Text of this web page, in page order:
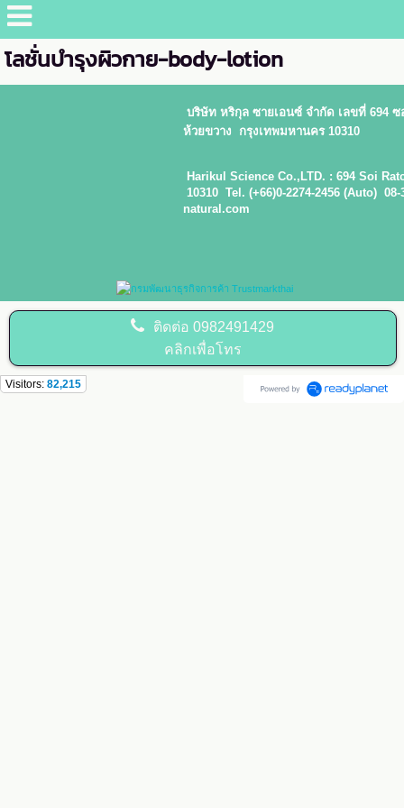
โลชั่นบำรุงผิวกาย-body-lotion
บริษัท หริกุล ซายเอนซ์ จำกัด เลขที่ 694
ห้วยขวาง กรุงเทพมหานคร 10310
Harikul Science Co.,LTD. : 694 Soi
10310 Tel. (+66)0-2274-2456
natural.com
ติดต่อ0982491429
คลิกเพื่อโทร
Visitors: 82,215